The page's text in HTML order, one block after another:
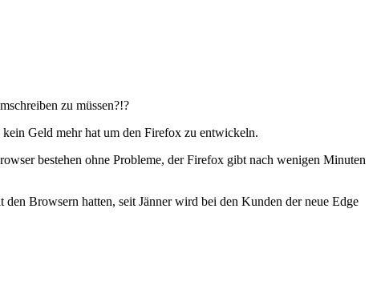
zu müssen?!?
Geld mehr hat um den Firefox zu entwickeln.
bestehen ohne Probleme, der Firefox gibt nach wenigen Minuten
Browsern hatten, seit Jänner wird bei den Kunden der neue Edge